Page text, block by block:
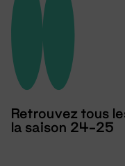
Retrouvez tous
la saison 24-25